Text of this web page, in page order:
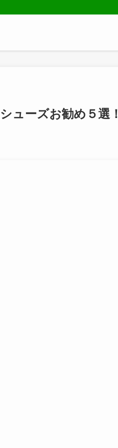
ューズお勧め５選！